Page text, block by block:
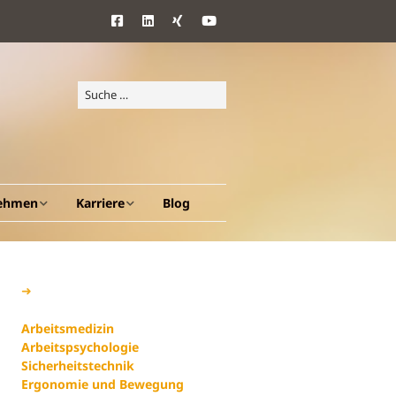
Ziele
A – Z
Karriere
Benefits
Blog
➜
Arbeitsmedizin
Arbeitspsychologie
Sicherheitstechnik
Ergonomie und Bewegung